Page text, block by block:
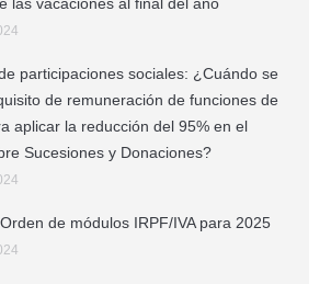
participaciones sociales: ¿Cuándo se
de remuneración de funciones de
aplicar la reducción del 95% en el
Sucesiones y Donaciones?
de módulos IRPF/IVA para 2025